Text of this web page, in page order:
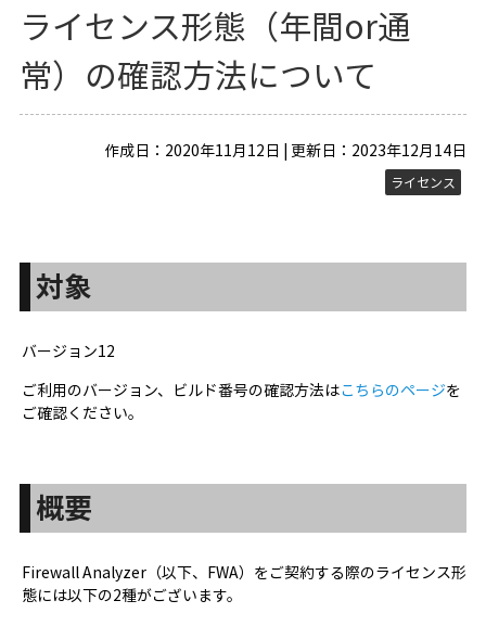
ライセンス形態（年間or通
常）の確認方法について
作成日：2020年11月12日 | 更新日：2023年12月14日
ライセンス
対象
バージョン12
ご利用のバージョン、ビルド番号の確認方法はこちらのページを
ご確認ください。
概要
Firewall Analyzer（以下、FWA）をご契約する際のライセンス形
態には以下の2種がございます。